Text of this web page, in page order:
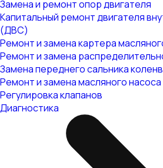
Замена и ремонт опор двигателя
Капитальный ремонт двигателя
(ДВС)
Ремонт и замена картера
Ремонт и замена
Замена переднего сальника
Ремонт и замена масляного насоса
Регулировка клапанов
Диагностика